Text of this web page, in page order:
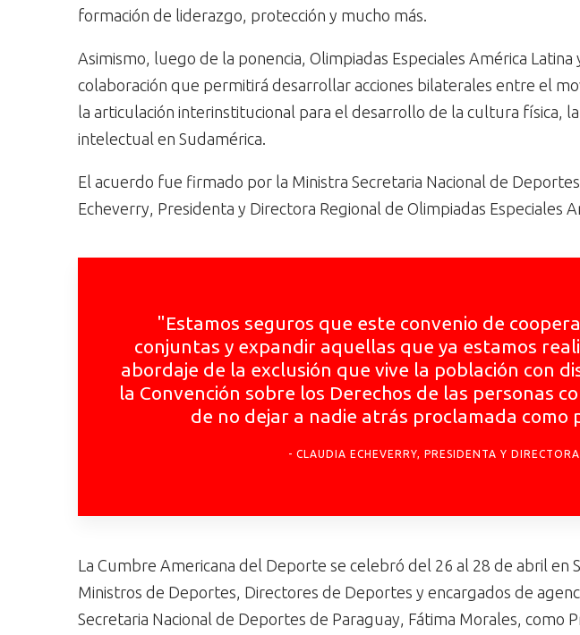
formación de liderazgo, protección y mucho más.
Asimismo, luego de la ponencia, Olimpiadas Especiales América
colaboración que permitirá desarrollar acciones bilaterales entre el
la articulación interinstitucional para el desarrollo de la cultura física,
intelectual en Sudamérica.
El acuerdo fue firmado por la Ministra Secretaria Nacional de
Echeverry, Presidenta y Directora Regional de Olimpiadas Especiales
"Estamos seguros que este convenio de
conjuntas y expandir aquellas que ya estamos
abordaje de la exclusión que vive la población con
la Convención sobre los Derechos de las personas
de no dejar a nadie atrás proclamada
CLAUDIA ECHEVERRY, PRESIDENTA Y
La Cumbre Americana del Deporte se celebró del 26 al 28 de abril en
Ministros de Deportes, Directores de Deportes y encargados de
Secretaria Nacional de Deportes de Paraguay, Fátima Morales,